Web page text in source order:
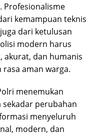
Profesionalisme
kemampuan teknis
dari ketulusan
modern harus
akurat, dan humanis
aman warga.
menemukan
sekadar perubahan
menyeluruh
modern, dan